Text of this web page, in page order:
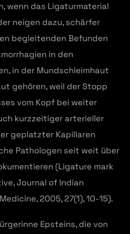
wenn das Ligaturmaterial
neigen dazu, schärfer
begleitenden Befunden
in den
in der Mundschleimhaut
gehören, weil der Stopp
vom Kopf bei weiter
kurzzeitiger arterieller
geplatzter Kapillaren
Pathologen seit weit über
(Ligature mark
Journal of Indian
2005, 27(1), 10-15).
Epsteins, die von